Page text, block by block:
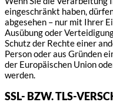
eingeschränkt haben,
abgesehen – nur mit Ihrer
Ausübung oder
Schutz der Rechte einer
Person oder aus Gründen
der Europäischen Union
werden.
SSL- BZW. TLS-